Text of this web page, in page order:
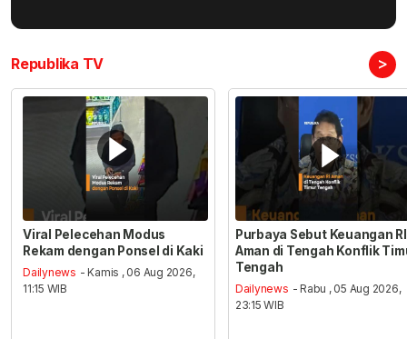
Republika TV >
Viral Pelecehan Modus
Rekam dengan Ponsel di Kaki
Dailynews - Kamis , 06 Aug 2026,
11:15 WIB
Purbaya Sebut Keuangan RI
Aman di Tengah Konflik
Tengah
Dailynews - Rabu , 05 Aug 2026,
23:15 WIB